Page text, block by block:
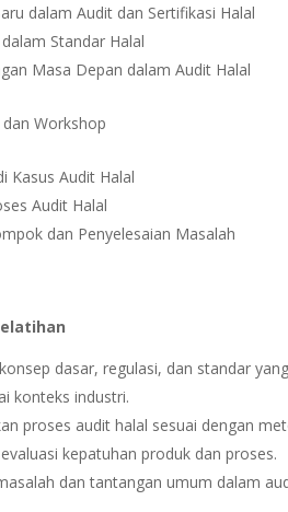
dalam Audit dan Sertifikasi Halal
Standar Halal
Masa Depan dalam Audit Halal
Workshop
Kasus Audit Halal
Audit Halal
dan Penyelesaian Masalah
dasar, regulasi, dan standar
konteks industri.
proses audit halal sesuai dengan
kepatuhan produk dan proses.
dan tantangan umum dalam